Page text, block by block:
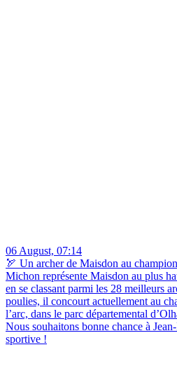
06 August, 07:14
🏹 Un archer de Maisdon au
Michon représente Maisdon au plus
en se classant parmi les 28 meilleurs
poulies, il concourt actuellement au
l’arc, dans le parc départemental
Nous souhaitons bonne chance à
sportive !